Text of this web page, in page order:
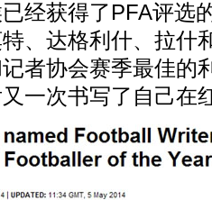
获得了PFA评选
、达格利什、拉什
者协会赛季最佳的
一次书写了自己在